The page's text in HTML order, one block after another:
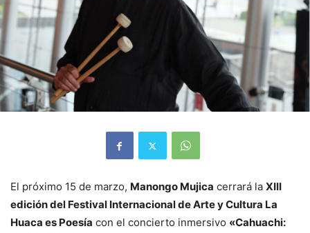
El próximo 15 de marzo, Manongo Mujica cerrará la XIII
edición del Festival Internacional de Arte y Cultura La
Huaca es Poesía con el concierto inmersivo «Cahuachi: